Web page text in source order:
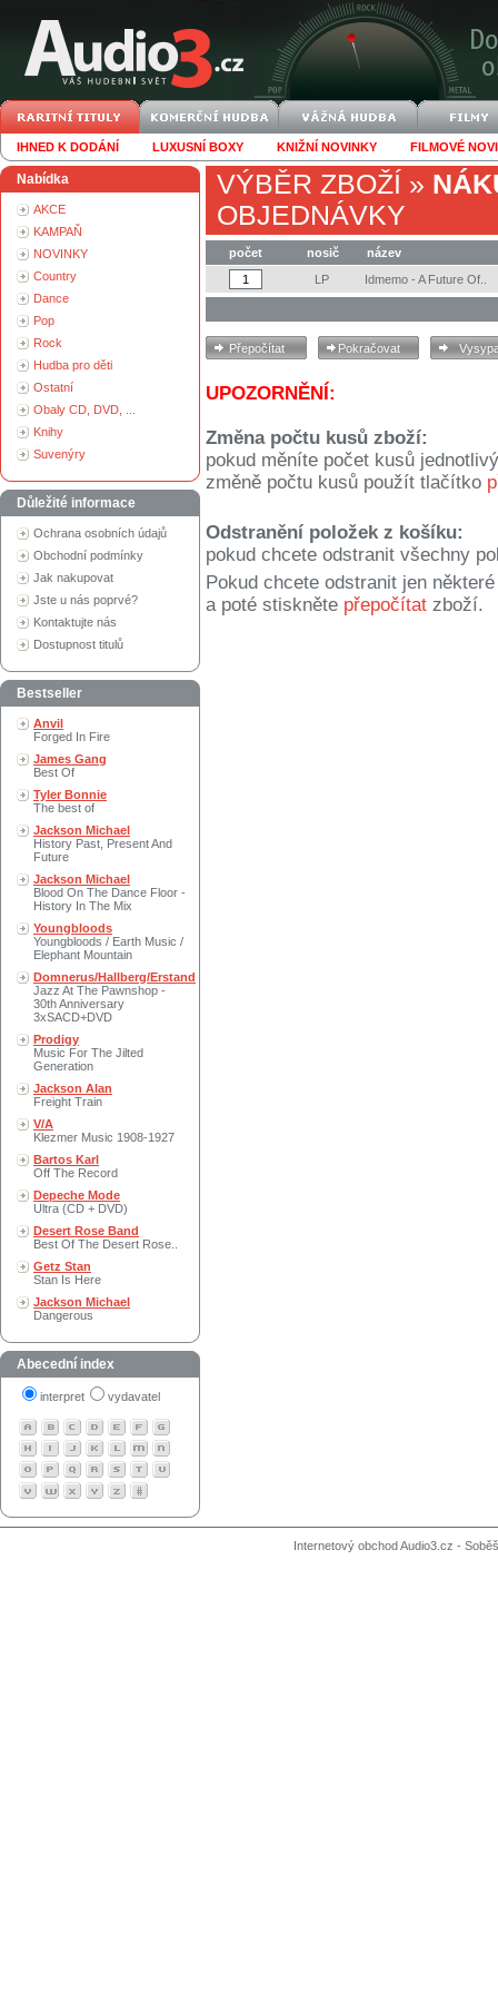
IHNED K DODÁNÍ LUXUSNÍ BOXY KNIŽNÍ NOVINKY FILMOVÉ
Nabídka
AKCE
KAMPAŇ
NOVINKY
Country
Dance
Pop
Rock
Hudba pro děti
Ostatní
Obaly CD, DVD, ...
Knihy
Suvenýry
Důležité informace
Ochrana osobních údajů
Obchodní podmínky
Jak nakupovat
Jste u nás poprvé?
Kontaktujte nás
Dostupnost titulů
Bestseller
Anvil
Forged In Fire
James Gang
Best Of
Tyler Bonnie
The best of
Jackson Michael
History Past, Present And
Future
Jackson Michael
Blood On The Dance Floor -
History In The Mix
Youngbloods
Youngbloods / Earth Music /
Elephant Mountain
Domnerus/Hallberg/Erstand
Jazz At The Pawnshop -
30th Anniversary
3xSACD+DVD
Prodigy
Music For The Jilted
Generation
Jackson Alan
Freight Train
V/A
Klezmer Music 1908-1927
Bartos Karl
Off The Record
Depeche Mode
Ultra (CD + DVD)
Desert Rose Band
Best Of The Desert Rose..
Getz Stan
Stan Is Here
Jackson Michael
Dangerous
Abecední index
interpret vydavatel
VÝBĚR ZBOŽÍ »
OBJEDNÁVKY
počet nosič
název
LP
Idmemo - A Future Of..
UPOZORNĚNÍ:
Změna počtu kusů zboží:
pokud měníte počet kusů
změně počtu kusů použít tlačítko
Odstranění položek z košíku:
pokud chcete odstranit všechny
Pokud chcete odstranit jen
a poté stiskněte přepočítat zboží.
Internetový obchod Audio3.cz -